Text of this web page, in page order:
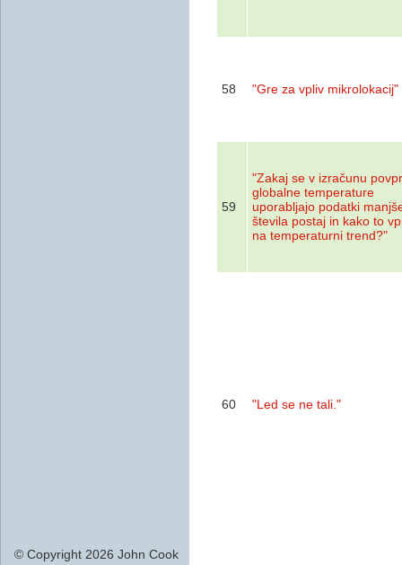
58 "Gre za vpliv mikrolokacij"
59
"Zakaj se v izračunu
globalne temperature
uporabljajo podatki
števila postaj in kako to
na temperaturni trend?"
60 "Led se ne tali."
© Copyright 2026 John Cook